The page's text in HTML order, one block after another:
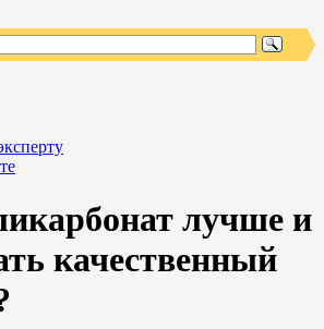
лучше и
качественный